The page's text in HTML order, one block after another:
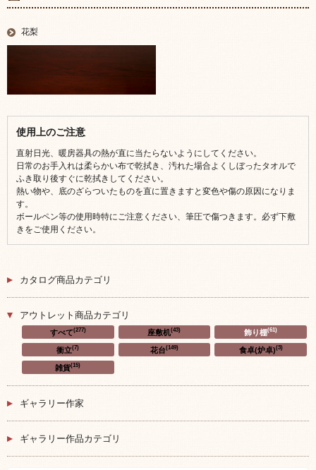
花梨
使用上のご注意
直射日光、暖房器具の熱が直に当たらないようにしてください。
日常のお手入れは柔らかい布で乾拭き、汚れた場合よくしぼったタオルで
ふき取り後すぐに乾拭きしてください。
熱い物や、底のざらついたものを直に置きますと変色や傷の原因になりま
す。
ボールペン等の使用時特にご注意ください、筆圧で傷つきます。必ず下敷
きをご使用ください。
カタログ商品カテゴリ
アウトレット商品カテゴリ
すべて(277) 座敷机(43) 飾り棚(61)
衝立(7) 花台(149) 食卓(炉卓)(3)
雑貨(15)
ギャラリー作家
ギャラリー作品カテゴリ